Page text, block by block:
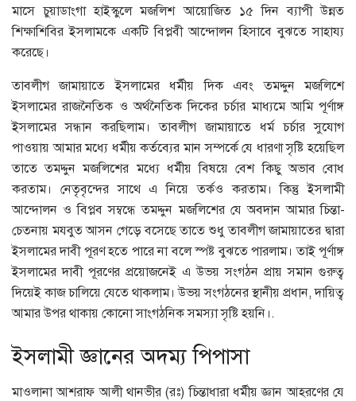
মাসে চুয়াডাংগা হাইস্কুলে মজলিশ আয়োজিত ১৫ দিন ব্যাপী উন্নত
শিক্ষাশিবির ইসলামকে একটি বিপ্লবী আন্দোলন হিসাবে বুঝতে সাহায্য
করেছে।
তাবলীগ জামায়াতে ইসলামের ধর্মীয় দিক এবং তমদ্দুন মজলিশে
ইসলামের রাজনৈতিক ও অর্থনৈতিক দিকের চর্চার মাধ্যমে আমি পূর্ণাঙ্গ
ইসলামের সন্ধান করছিলাম। তাবলীগ জামায়াতে ধর্ম চর্চার সুযোগ
পাওয়ায় আমার মধ্যে ধর্মীয় কর্তব্যের মান সম্পর্কে যে ধারণা সৃষ্টি হয়েছিল
তাতে তমদ্দুন মজলিশের মধ্যে ধর্মীয় বিষয়ে বেশ কিছু অভাব বোধ
করতাম। নেতৃবৃন্দের সাথে এ নিয়ে তর্কও করতাম। কিন্তু ইসলামী
আন্দোলন ও বিপ্লব সম্বন্ধে তমদ্দুন মজলিশের যে অবদান আমার চিন্তা-
চেতনায় মযবুত আসন গেড়ে বসেছে তাতে শুধু তাবলীগ জামায়াতের দ্বারা
ইসলামের দাবী পূরণ হতে পারে না বলে স্পষ্ট বুঝতে পারলাম। তাই পূর্ণাঙ্গ
ইসলামের দাবী পূরণের প্রয়োজনেই এ উভয় সংগঠন প্রায় সমান গুরুত্ব
দিয়েই কাজ চালিয়ে যেতে থাকলাম। উভয় সংগঠনের স্থানীয় প্রধান, দায়িত্ব
আমার উপর থাকায় কোনো সাংগঠনিক সমস্যা সৃষ্টি হয়নি।.
ইসলামী জ্ঞানের অদম্য পিপাসা
মাওলানা আশরাফ আলী থানভীর (রঃ) চিন্তাধারা ধর্মীয় জ্ঞান আহরণের যে